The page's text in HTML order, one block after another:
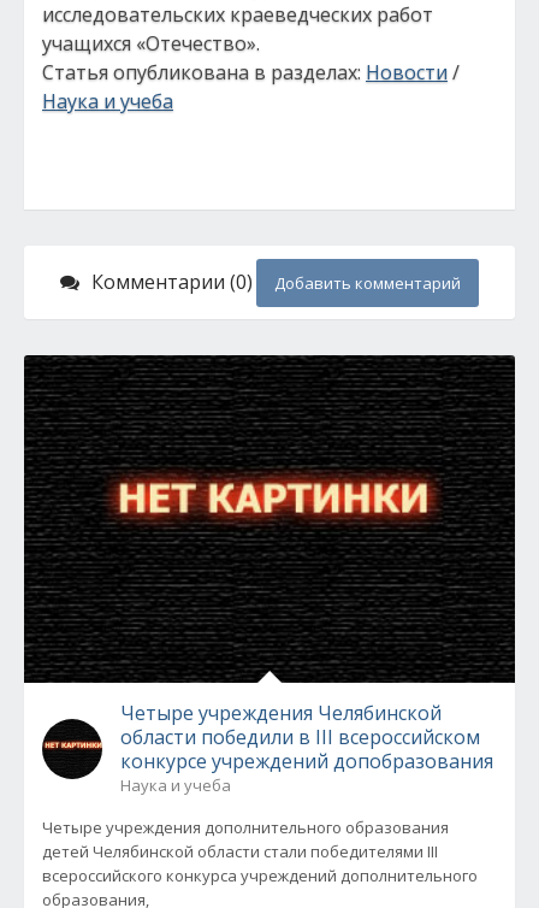
исследовательских краеведческих работ
учащихся «Отечество».
Статья опубликована в разделах: Новости/
Наука и учеба
Комментарии (0) Добавить комментарий
Четыре учреждения Челябинской
области победили в III всероссийском
конкурсе учреждений допобразования
Наука и учеба
Четыре учреждения дополнительного образования
детей Челябинской области стали победителями III
всероссийского конкурса учреждений дополнительного
образования,